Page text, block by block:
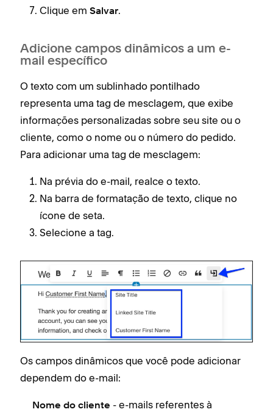
Clique em Salvar.
Adicione campos dinâmicos a um e-
mail específico
O texto com um sublinhado pontilhado
representa uma tag de mesclagem, que exibe
informações personalizadas sobre seu site ou o
cliente, como o nome ou o número do pedido.
Para adicionar uma tag de mesclagem:
Na prévia do e-mail, realce o texto.
Na barra de formatação de texto, clique no
ícone de seta.
Selecione a tag.
Os campos dinâmicos que você pode adicionar
dependem do e-mail:
Nome do cliente - e-mails referentes à